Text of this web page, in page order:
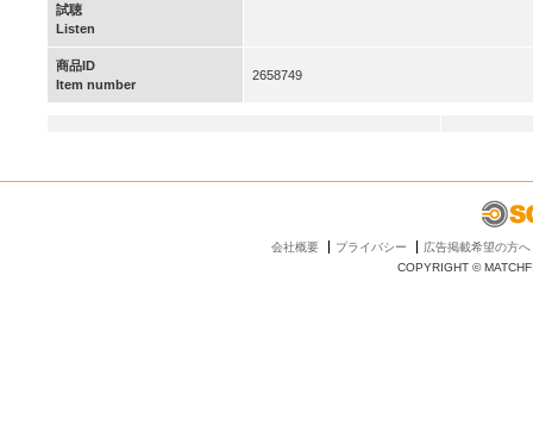
試聴
Listen
商品ID
Item number
2658749
会社概要 プライバシー
広告掲載希望の方へ
COPYRIGHT ©